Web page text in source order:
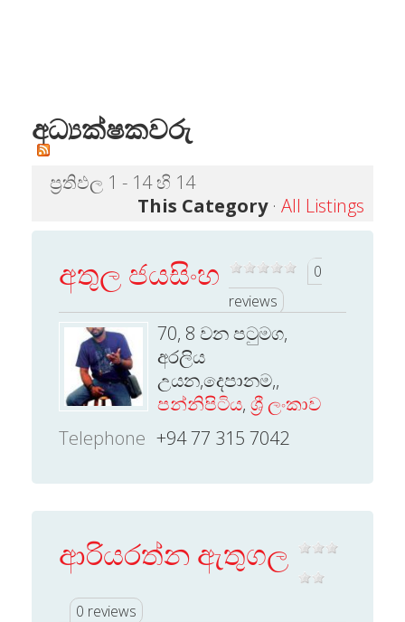
අධ්‍යක්ෂකවරු
ප්‍රතිඵල 1 - 14 හි 14
This Category· All Listings
අතුල ජයසිංහ
0
reviews
70, 8 වන පටුමග,
අරලිය
උයන,දෙපානම,,
පන්නිපිටිය, ශ්‍රී ලංකාව
Telephone +94 77 315 7042
ආරියරත්න ඇතුගල
0 reviews